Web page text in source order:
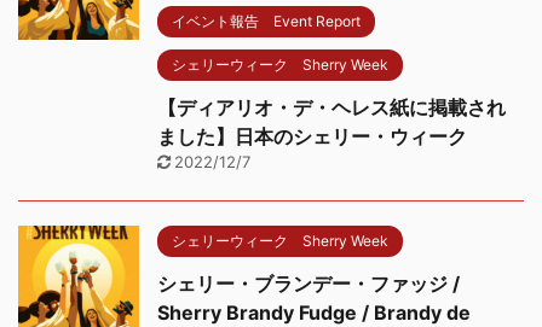
イベント報告 Event Report
シェリーウィーク Sherry Week
【ディアリオ・デ・ヘレス紙に掲載され
ました】日本のシェリー・ウィーク
2022/12/7
シェリーウィーク Sherry Week
シェリー・ブランデー・ファッジ /
Sherry Brandy Fudge / Brandy de